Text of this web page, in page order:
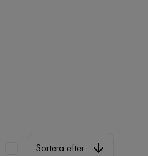
Sortera efter